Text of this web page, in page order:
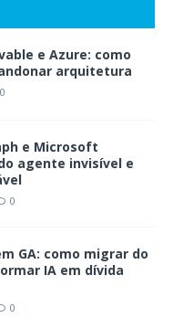
e Azure: como
arquitetura
0
e Microsoft
agente invisível e
0
GA: como migrar do
IA em dívida
0